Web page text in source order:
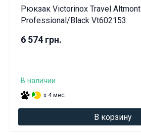
Рюкзак Victorinox Travel Altmont
Professional/Black Vt602153
6 574 грн.
В наличии
x 4 мес.
В корзину